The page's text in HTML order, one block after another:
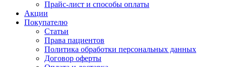
Прайс-лист и способы оплаты
Акции
Покупателю
Статьи
Права пациентов
Политика обработки персональных данных
Договор оферты